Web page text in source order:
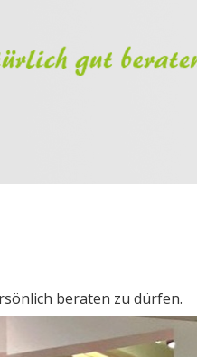
beraten zu dürfen.